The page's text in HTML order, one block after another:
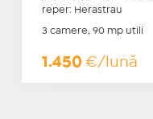
reper: Herastrau
3 camere, 90 mp utili
1.450 €/lună